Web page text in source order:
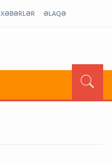
XƏBƏRLƏR ƏLAQƏ